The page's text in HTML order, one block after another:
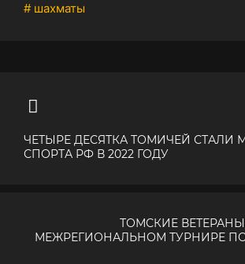
# шахматы
ЧЕТЫРЕ ДЕСЯТКА ТОМИЧЕЙ СТАЛИ
СПОРТА РФ В 2022 ГОДУ
ТОМСКИЕ
МЕЖРЕГИОНАЛЬНОМ ТУРНИРЕ